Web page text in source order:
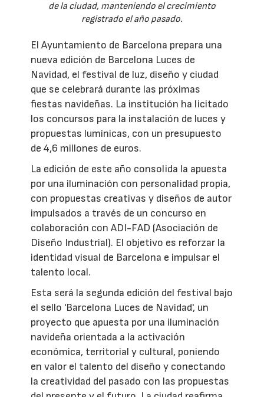
de la ciudad, manteniendo el crecimiento
registrado el año pasado.
El Ayuntamiento de Barcelona prepara una
nueva edición de Barcelona Luces de
Navidad, el festival de luz, diseño y ciudad
que se celebrará durante las próximas
fiestas navideñas. La institución ha licitado
los concursos para la instalación de luces y
propuestas lumínicas, con un presupuesto
de 4,6 millones de euros.
La edición de este año consolida la apuesta
por una iluminación con personalidad propia,
con propuestas creativas y diseños de autor
impulsados a través de un concurso en
colaboración con ADI-FAD (Asociación de
Diseño Industrial). El objetivo es reforzar la
identidad visual de Barcelona e impulsar el
talento local.
Esta será la segunda edición del festival bajo
el sello 'Barcelona Luces de Navidad', un
proyecto que apuesta por una iluminación
navideña orientada a la activación
económica, territorial y cultural, poniendo
en valor el talento del diseño y conectando
la creatividad del pasado con las propuestas